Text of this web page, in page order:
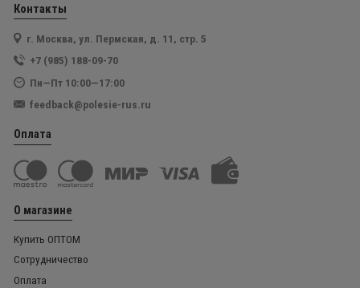
Контакты
г. Москва, ул. Пермская, д. 11, стр. 5
+7 (985) 188-09-70
Пн—Пт 10:00—17:00
feedback@polesie-rus.ru
Оплата
О магазине
Купить ОПТОМ
Сотрудничество
Оплата